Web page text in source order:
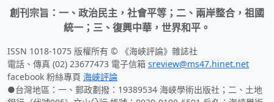
創刊宗旨：一、政治民主，社會平等；二、兩岸整合，祖國
統一；三、復興中華，世界和平。
ISSN 1018-1075 版權所有 © 《海峽評論》雜誌社
電話、傳真 (02) 23677473 電子信箱 sreview@ms47.hinet.net
facebook 粉絲專頁 海峽評論
●台灣地區：一、郵政劃撥：19389534 海峽學術出版社；二、土地